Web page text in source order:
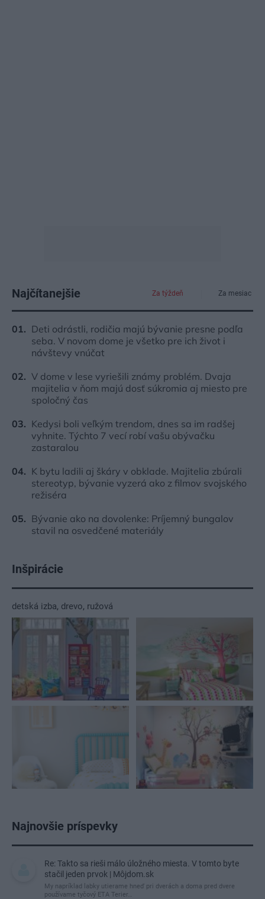
Najčítanejšie Za týždeň Za mesiac
Deti odrástli, rodičia majú bývanie presne podľa
seba. V novom dome je všetko pre ich život i
návštevy vnúčat
V dome v lese vyriešili známy problém. Dvaja
majitelia v ňom majú dosť súkromia aj miesto pre
spoločný čas
Kedysi boli veľkým trendom, dnes sa im radšej
vyhnite. Týchto 7 vecí robí vašu obývačku
zastaralou
K bytu ladili aj škáry v obklade. Majitelia zbúrali
stereotyp, bývanie vyzerá ako z filmov svojského
režiséra
Bývanie ako na dovolenke: Príjemný bungalov
stavil na osvedčené materiály
Inšpirácie
detská izba, drevo, ružová
Najnovšie príspevky
Re: Takto sa rieši málo úložného miesta. V tomto byte
stačil jeden prvok | Môjdom.sk
My napríklad labky utierame hneď pri dverách a doma pred dvere
používame tyčový ETA Terier…